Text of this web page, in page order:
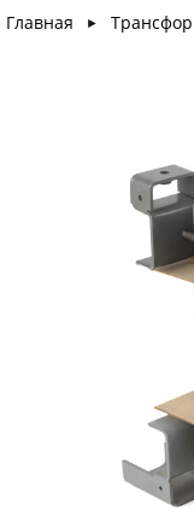
Главная ►